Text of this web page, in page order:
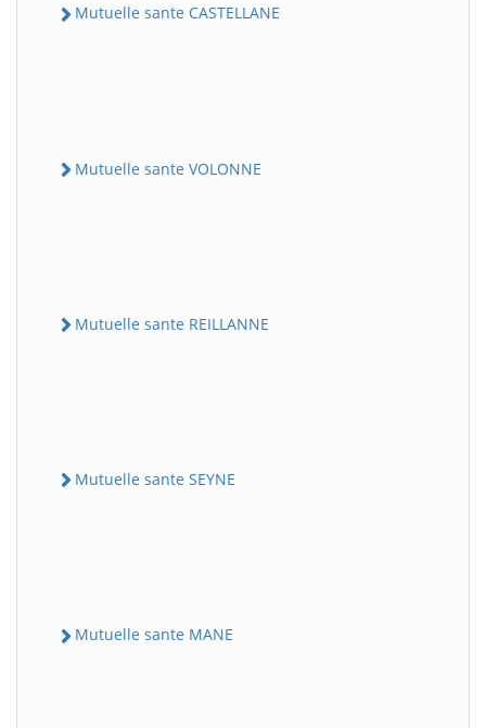
Mutuelle sante CASTELLANE
Mutuelle sante VOLONNE
Mutuelle sante REILLANNE
Mutuelle sante SEYNE
Mutuelle sante MANE